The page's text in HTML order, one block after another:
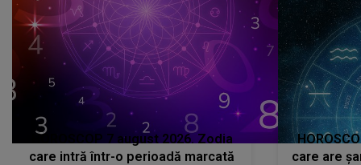
HOROSCOP 7 august 2026. Zodia
care intră într-o perioadă marcată
care are